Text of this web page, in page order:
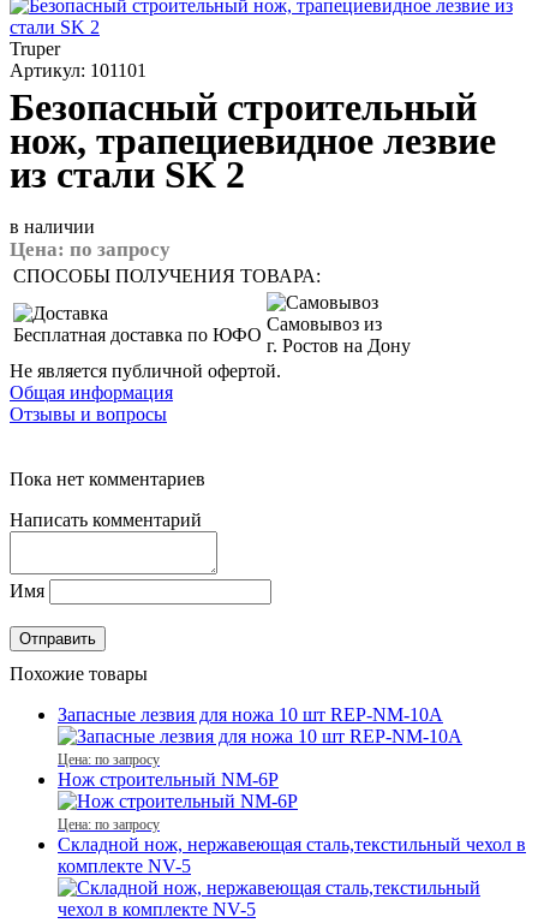
Truper
Артикул: 101101
Безопасный строительный
нож, трапециевидное лезвие
из стали SK 2
в наличии
Цена: по запросу
СПОСОБЫ ПОЛУЧЕНИЯ ТОВАРА:
Бесплатная доставка по ЮФО
Самовывоз из
г. Ростов на Дону
Не является публичной офертой.
Общая информация
Отзывы и вопросы
Пока нет комментариев
Написать комментарий
Имя
Похожие товары
Запасные лезвия для ножа 10 шт REP-NM-10A
Цена: по запросу
Нож строительный NM-6P
Цена: по запросу
Складной нож, нержавеющая сталь,текстильный чехол в
комплекте NV-5